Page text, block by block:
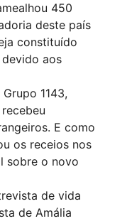
450
deste país
constituído
aos
1143,
E como
os receios nos
sobre o novo
de vida
de Amália